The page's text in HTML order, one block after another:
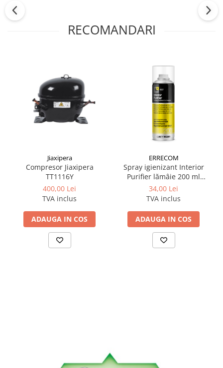
RECOMANDARI
Jiaxipera
Compresor Jiaxipera
TT1116Y
400,00 Lei
TVA inclus
ADAUGA IN COS
ERRECOM
Spray igienizant Interior
Purifier lămâie 200 ml
Errecom
34,00 Lei
TVA inclus
ADAUGA IN COS